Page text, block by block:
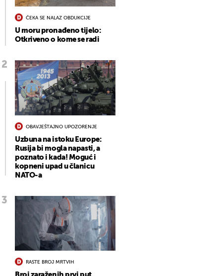
ČEKA SE NALAZ OBDUKCIJE
U moru pronađeno tijelo:
Otkriveno o kome se radi
OBAVJEŠTAJNO UPOZORENJE
Uzbuna na istoku Europe:
Rusija bi mogla napasti, a
poznato i kada! Moguć i
kopneni upad u članicu
NATO-a
RASTE BROJ MRTVIH